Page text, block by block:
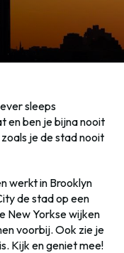
sleeps
en ben je bijna nooit
je de stad nooit
werkt in Brooklyn
de stad op een
New Yorkse wijken
voorbij. Ook zie je
Kijk en geniet mee!